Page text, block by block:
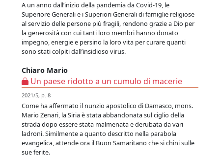
A un anno dall’inizio della pandemia da Covid-19, le
Superiore Generali e i Superiori Generali di famiglie religiose
al servizio delle persone più fragili, rendono grazie a Dio per
la generosità con cui tanti loro membri hanno donato
impegno, energie e persino la loro vita per curare quanti
sono stati colpiti dall’insidioso virus.
Chiaro Mario
Un paese ridotto a un cumulo di macerie
2021/5, p. 8
Come ha affermato il nunzio apostolico di Damasco, mons.
Mario Zenari, la Siria è stata abbandonata sul ciglio della
strada dopo essere stata malmenata e derubata da vari
ladroni. Similmente a quanto descritto nella parabola
evangelica, attende ora il Buon Samaritano che si chini sulle
sue ferite.